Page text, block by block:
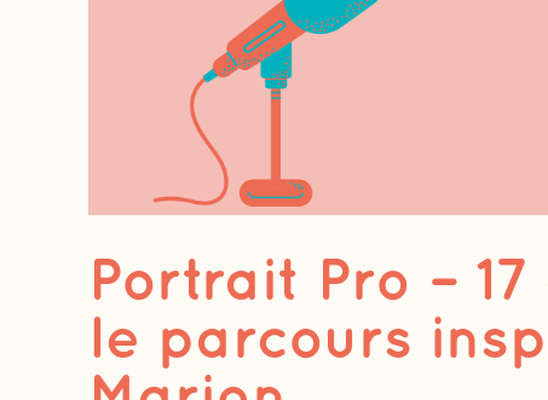
Portrait Pro –
le parcours